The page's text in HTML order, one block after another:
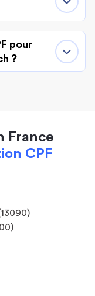
pour
?
France
CPF